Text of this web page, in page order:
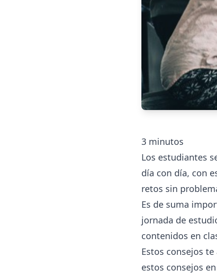
3 minutos
Los estudiantes
día con día, con
retos sin
Es de suma
jornada de
contenidos en
Estos consejos
estos consejos